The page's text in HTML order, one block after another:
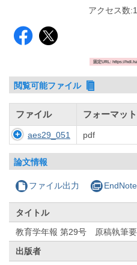
アクセス数:
固定URL: https://
閲覧可能ファイル
ファイル フォーマット
aes29_051 pdf
論文情報
ファイル出力
タイトル
教育学年報 第29号 原稿執筆
出版者